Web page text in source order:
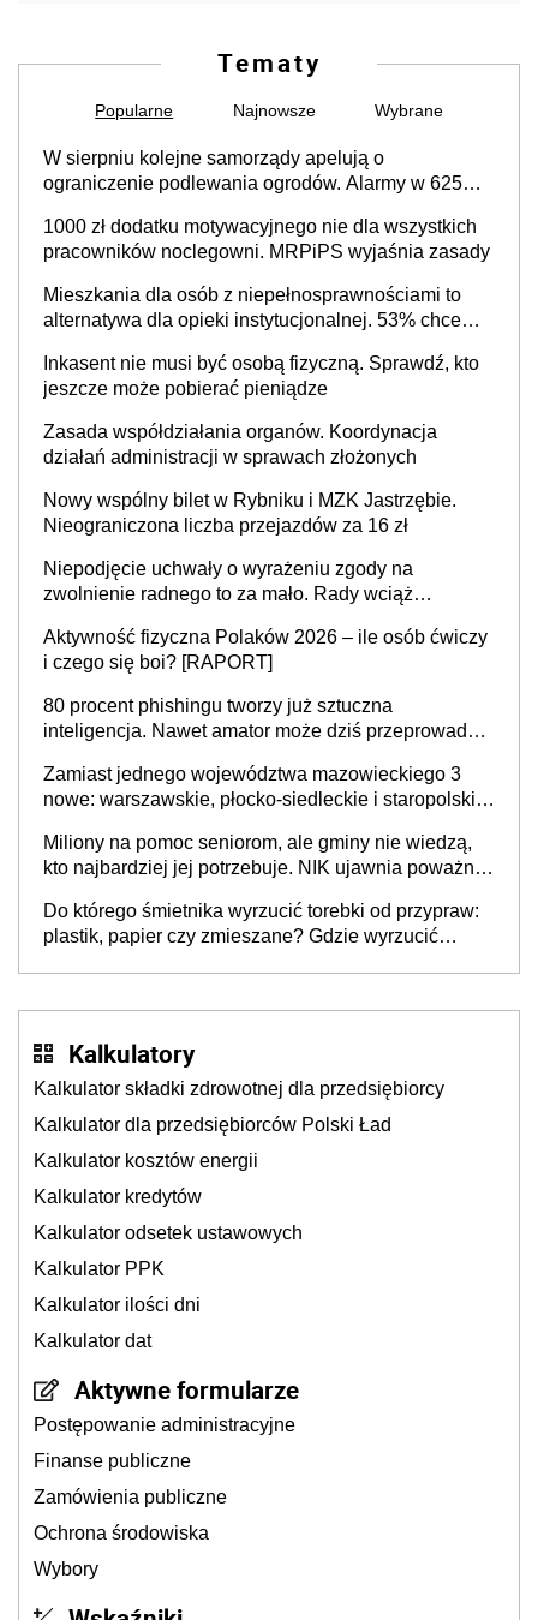
Tematy
Popularne Najnowsze Wybrane
W sierpniu kolejne samorządy apelują o
ograniczenie podlewania ogrodów. Alarmy w 625
cały kraj
1000 zł dodatku motywacyjnego nie dla wszystkich
pracowników noclegowni. MRPiPS wyjaśnia zasady
Mieszkania dla osób z niepełnosprawnościami to
alternatywa dla opieki instytucjonalnej. 53% chce
Inkasent nie musi być osobą fizyczną. Sprawdź, kto
jeszcze może pobierać pieniądze
Zasada współdziałania organów. Koordynacja
działań administracji w sprawach złożonych
Nowy wspólny bilet w Rybniku i MZK Jastrzębie.
Nieograniczona liczba przejazdów za 16 zł
Niepodjęcie uchwały o wyrażeniu zgody na
zwolnienie radnego to za mało. Rady wciąż
sprawy
Aktywność fizyczna Polaków 2026 – ile osób ćwiczy
i czego się boi? [RAPORT]
80 procent phishingu tworzy już sztuczna
inteligencja. Nawet amator może dziś przeprowadzić
Zamiast jednego województwa mazowieckiego 3
nowe: warszawskie, płocko-siedleckie i staropolskie.
stołecznych
Miliony na pomoc seniorom, ale gminy nie wiedzą,
kto najbardziej jej potrzebuje. NIK ujawnia poważną
Do którego śmietnika wyrzucić torebki od przypraw:
plastik, papier czy zmieszane? Gdzie wyrzucić
Kalkulatory
Kalkulator składki zdrowotnej dla przedsiębiorcy
Kalkulator dla przedsiębiorców Polski Ład
Kalkulator kosztów energii
Kalkulator kredytów
Kalkulator odsetek ustawowych
Kalkulator PPK
Kalkulator ilości dni
Kalkulator dat
Aktywne formularze
Postępowanie administracyjne
Finanse publiczne
Zamówienia publiczne
Ochrona środowiska
Wybory